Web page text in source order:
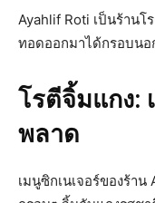
Ayahlif Roti เป็นร้าน
ทอดออกมาได้กรอบน
โรตีจิ้มแกง:
พลาด
เมนูซิกเนเจอร์ของร้า